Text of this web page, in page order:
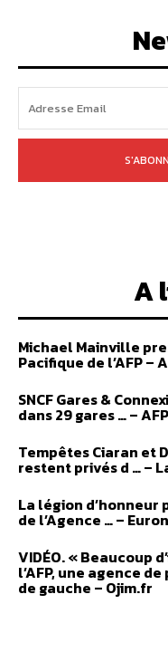
A
Michael Mainville
Pacifique de l’AFP –
SNCF Gares &
dans 29 gares … –
Tempêtes Ciaran et
restent privés d … –
La légion
de l’Agence … –
VIDÉO. « Beaucoup
l’AFP, une agence
de gauche – Ojim.fr